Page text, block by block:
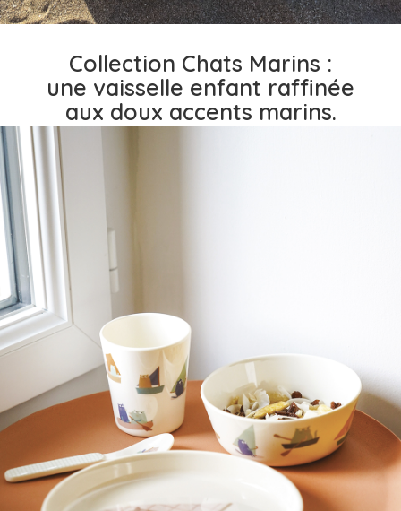
Collection Chats Marins :
une vaisselle enfant raffinée
aux doux accents marins.